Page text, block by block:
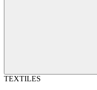
TEXTILES